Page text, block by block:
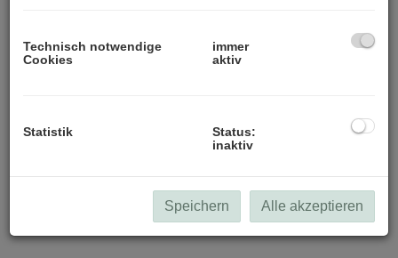
Technisch notwendige
Cookies
immer
aktiv
Statistik
Status:
inaktiv
Speichern Alle akzeptieren